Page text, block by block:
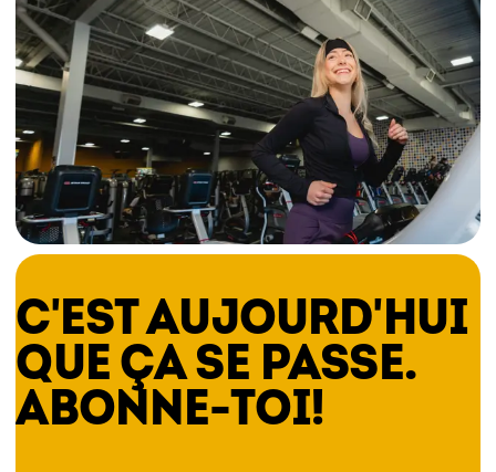
C'EST AUJOURD'HUI
QUE ÇA SE PASSE.
ABONNE-TOI!